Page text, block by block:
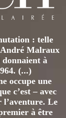
: telle
Malraux
à
(...)
occupe une
c’est – avec
l’aventure. Le
à être